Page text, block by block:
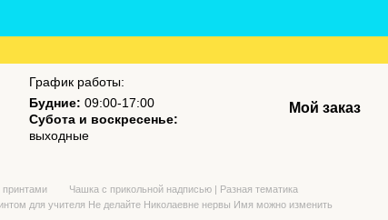
График работы:
Будние: 09:00-17:00
Субота и воскресенье:
выходные
Мой заказ
Чашка с прикольной надписью | Разная тематика
для учителя Не делайте Николаевне нервы Имя можно изменить